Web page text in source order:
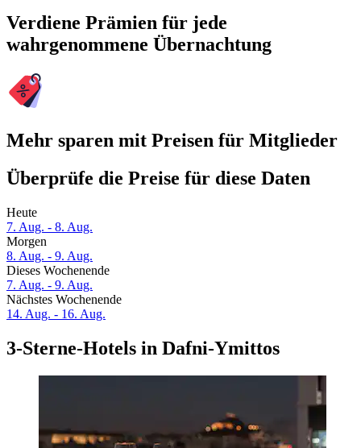
Verdiene Prämien für jede
wahrgenommene Übernachtung
Mehr sparen mit Preisen für Mitglieder
Überprüfe die Preise für diese Daten
Heute
7. Aug. - 8. Aug.
Morgen
8. Aug. - 9. Aug.
Dieses Wochenende
7. Aug. - 9. Aug.
Nächstes Wochenende
14. Aug. - 16. Aug.
3-Sterne-Hotels in Dafni-Ymittos